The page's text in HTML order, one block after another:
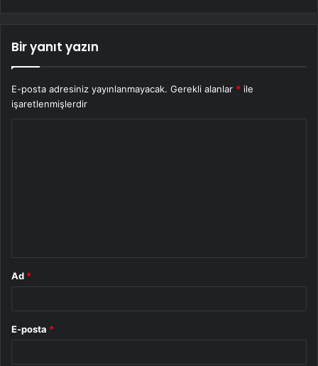
Bir yanıt yazın
E-posta adresiniz yayınlanmayacak. Gerekli alanlar * ile
işaretlenmişlerdir
Ad *
E-posta *